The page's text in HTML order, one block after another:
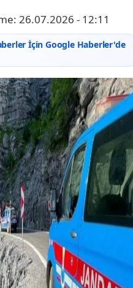
26.07.2026 - 12:11
İçin Google Haberler'de